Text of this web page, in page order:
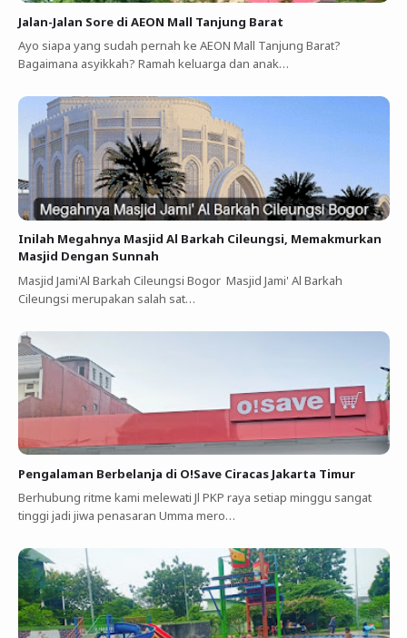
Jalan-Jalan Sore di AEON Mall Tanjung Barat
Ayo siapa yang sudah pernah ke AEON Mall Tanjung Barat?
Bagaimana asyikkah? Ramah keluarga dan anak…
Inilah Megahnya Masjid Al Barkah Cileungsi, Memakmurkan
Masjid Dengan Sunnah
Masjid Jami'Al Barkah Cileungsi Bogor Masjid Jami' Al Barkah
Cileungsi merupakan salah sat…
Pengalaman Berbelanja di O!Save Ciracas Jakarta Timur
Berhubung ritme kami melewati Jl PKP raya setiap minggu sangat
tinggi jadi jiwa penasaran Umma mero…